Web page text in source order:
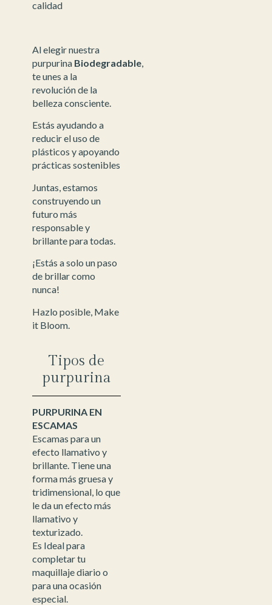
calidad
Al elegir nuestra
purpurina Biodegradable,
te unes a la
revolución de la
belleza consciente.
Estás ayudando a
reducir el uso de
plásticos y apoyando
prácticas sostenibles
Juntas, estamos
construyendo un
futuro más
responsable y
brillante para todas.
¡Estás a solo un paso
de brillar como
nunca!
Hazlo posible, Make
it Bloom.
Tipos de
purpurina
PURPURINA EN
ESCAMAS
Escamas para un
efecto llamativo y
brillante. Tiene una
forma más gruesa y
tridimensional, lo que
le da un efecto más
llamativo y
texturizado.
Es Ideal para
completar tu
maquillaje diario o
para una ocasión
especial.